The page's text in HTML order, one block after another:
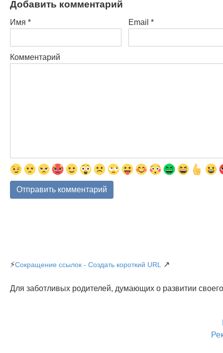
Добавить комментарий
Имя * Email *
Комментарий
⚡Сокращение ссылок - Создать короткий URL ↗
Для заботливых родителей, думающих о развитии